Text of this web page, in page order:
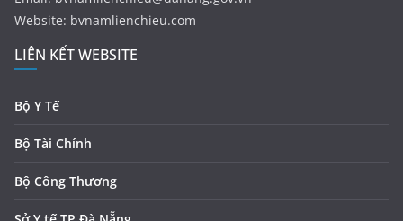
Website: bvnamlienchieu.com
LIÊN KẾT WEBSITE
Bộ Y Tế
Bộ Tài Chính
Bộ Công Thương